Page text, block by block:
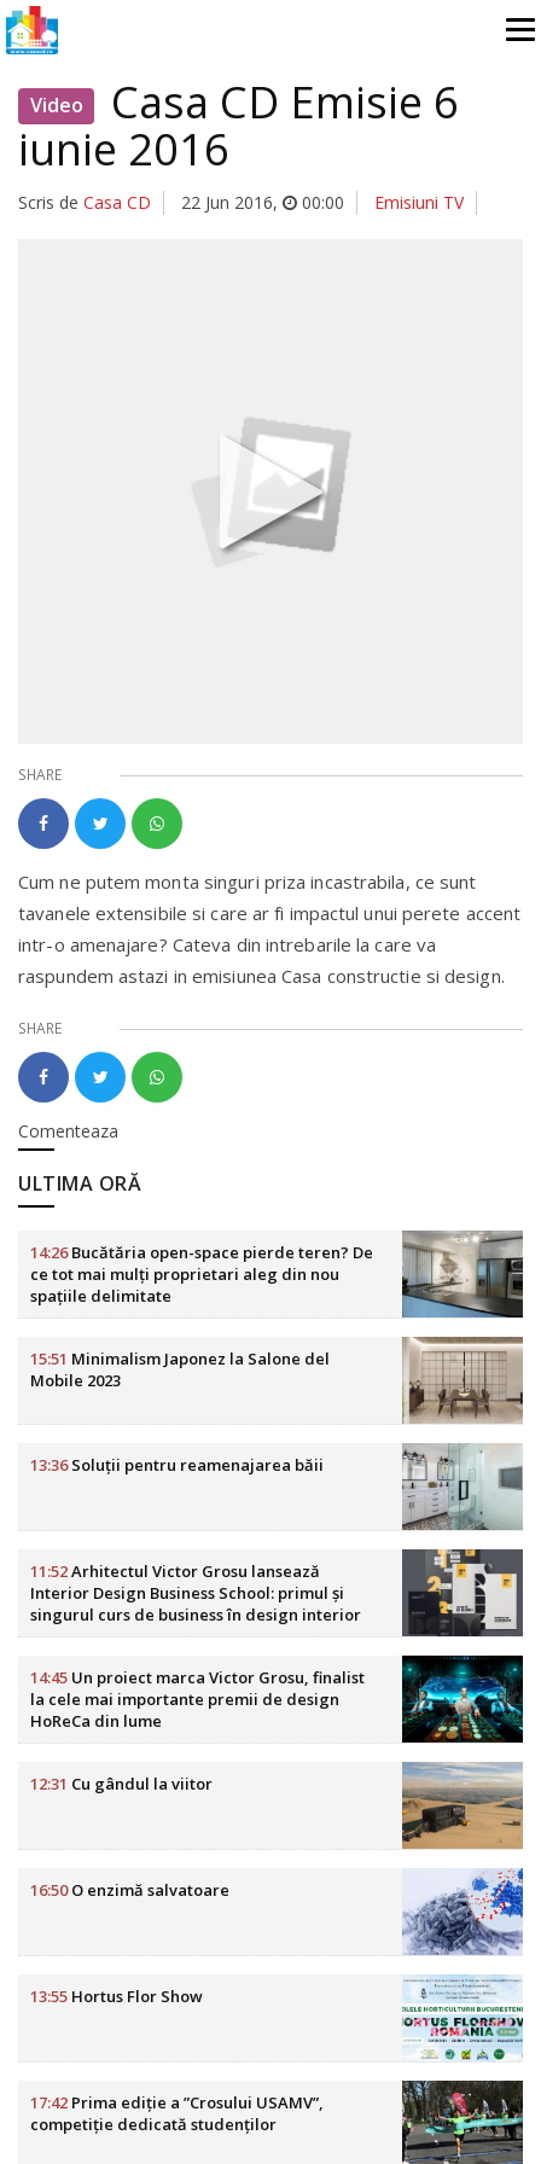
Video Casa CD Emisie 6
iunie 2016
Scris de Casa CD 22 Jun 2016, 00:00 Emisiuni TV
SHARE
Cum ne putem monta singuri priza incastrabila, ce sunt
tavanele extensibile si care ar fi impactul unui perete accent
intr-o amenajare? Cateva din intrebarile la care va
raspundem astazi in emisiunea Casa constructie si design.
SHARE
Comenteaza
ULTIMA ORĂ
14:26Bucătăria open-space pierde teren? De
ce tot mai mulți proprietari aleg din nou
spațiile delimitate
15:51 Minimalism Japonez la Salone del
Mobile 2023
13:36Soluții pentru reamenajarea băii
11:52Arhitectul Victor Grosu lansează
Interior Design Business School: primul și
singurul curs de business în design interior
din România
14:45 Un proiect marca Victor Grosu, finalist
la cele mai importante premii de design
HoReCa din lume
12:31 Cu gândul la viitor
16:50O enzimă salvatoare
13:55 Hortus Flor Show
17:42 Prima ediție a ”Crosului USAMV”,
competiție dedicată studenților